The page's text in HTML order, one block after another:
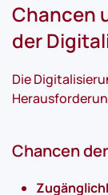
Chancen
der
Die
Chancen